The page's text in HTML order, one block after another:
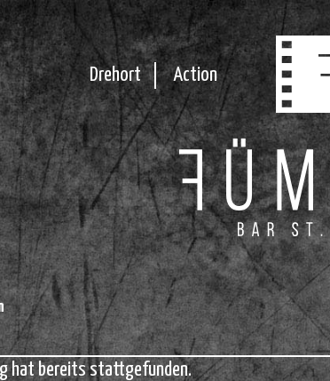
Drehort Action
hat bereits stattgefunden.